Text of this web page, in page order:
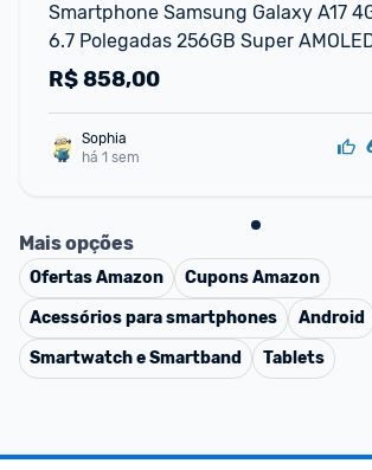
Smartphone Samsung Galaxy A17
6.7 Polegadas 256GB Super
Câmera Tripla 50MP Azul Samsung
R$858,00
Sophia
há 1 sem
Mais opções
OfertasAmazon CuponsAmazon
Acessórios para smartphones
Android
Smartwatch e Smartband
Tablets